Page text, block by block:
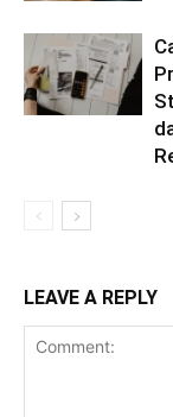
LEAVE A REPLY